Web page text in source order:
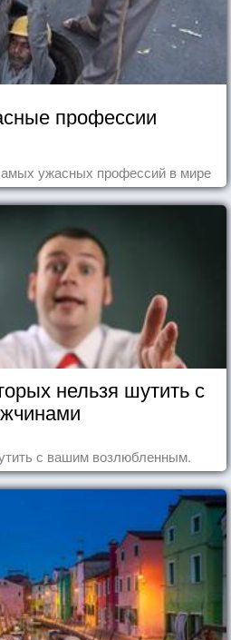
профессии
ужасных профессий в мире
нельзя шутить с
с вашим возлюбленным.